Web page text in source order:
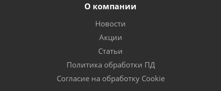
О компании
Новости
Акции
Статьи
Политика обработки ПД
Согласие на обработку Cookie